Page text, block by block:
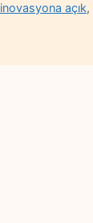
inovasyona açık,